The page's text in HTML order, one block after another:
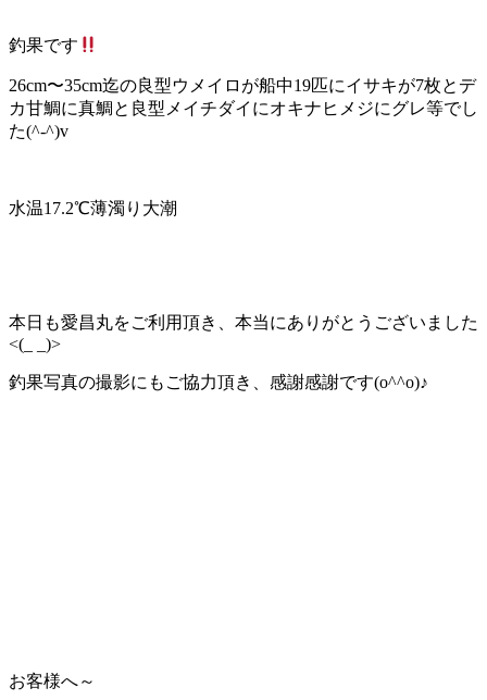
釣果です
26cm〜35cm迄の良型ウメイロが船中19匹にイサキが7枚とデ
カ甘鯛に真鯛と良型メイチダイにオキナヒメジにグレ等でし
た(^-^)v
水温17.2℃薄濁り大潮
本日も愛昌丸をご利用頂き、本当にありがとうございました
<(_ _)>
釣果写真の撮影にもご協力頂き、感謝感謝です(o^^o)♪
お客様へ～